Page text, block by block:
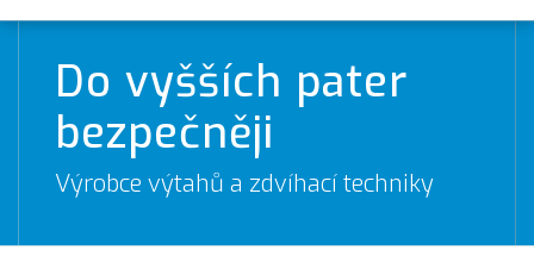
Do vyšších pater
bezpečněji
Výrobce výtahů a zdvíhací techniky